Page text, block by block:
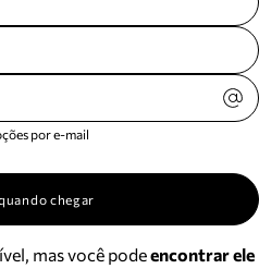
por e-mail
chegar
mas você podeencontrar ele